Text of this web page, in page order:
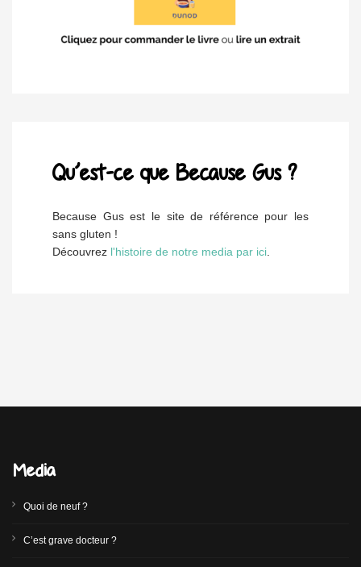
Qu’est-ce que Because Gus ?
Because Gus est le site de référence pour les
sans gluten !
Découvrez l'histoire de notre media par ici
Media
Quoi de neuf ?
C’est grave docteur ?